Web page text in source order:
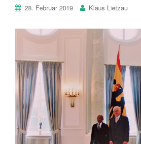
28. Februar 2019 Klaus Lietzau